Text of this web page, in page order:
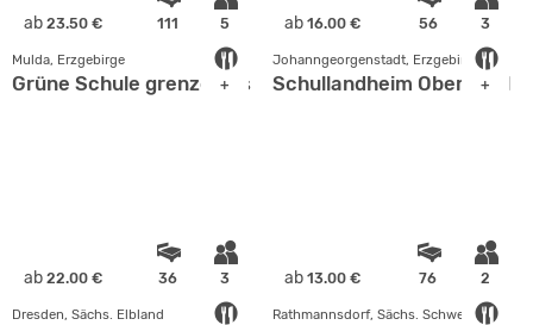
ab 23.50 € 111 5
+
Mulda, Erzgebirge
Grüne Schule grenzenlos
ab 16.00 € 56 3
+
Johanngeorgenstadt, Erzgebirge
Schullandheim Oberjugel
ab 22.00 € 36 3
Dresden, Sächs. Elbland
ab 13.00 € 76 2
Rathmannsdorf, Sächs. Schweiz